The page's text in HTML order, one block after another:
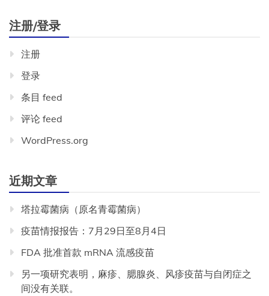
注册/登录
注册
登录
条目 feed
评论 feed
WordPress.org
近期文章
塔拉霉菌病（原名青霉菌病）
疫苗情报报告：7月29日至8月4日
FDA 批准首款 mRNA 流感疫苗
另一项研究表明，麻疹、腮腺炎、风疹疫苗与自闭症之
间没有关联。